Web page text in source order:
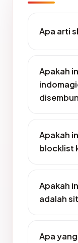
Apa arti
Apakah
Apakah
blocklist
Apakah
adalah
Apa